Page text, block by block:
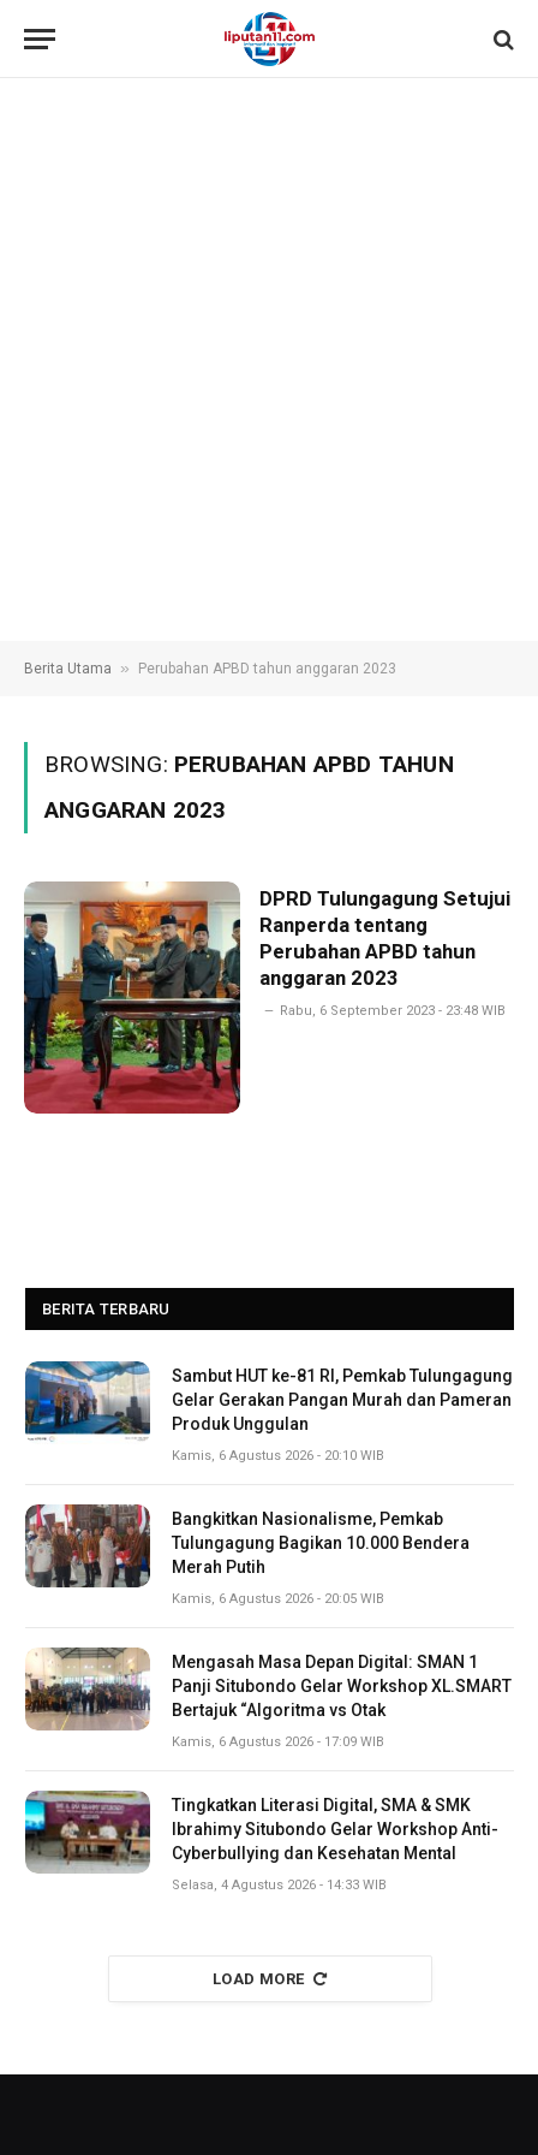
Berita Utama » Perubahan APBD tahun anggaran 2023
BROWSING: PERUBAHAN APBD TAHUN
ANGGARAN 2023
DPRD Tulungagung Setujui
Ranperda tentang
Perubahan APBD tahun
anggaran 2023
Rabu, 6 September 2023 - 23:48 WIB
BERITA TERBARU
Sambut HUT ke-81 RI, Pemkab Tulungagung
Gelar Gerakan Pangan Murah dan Pameran
Produk Unggulan
Kamis, 6 Agustus 2026 - 20:10 WIB
Bangkitkan Nasionalisme, Pemkab
Tulungagung Bagikan 10.000 Bendera
Merah Putih
Kamis, 6 Agustus 2026 - 20:05 WIB
Mengasah Masa Depan Digital: SMAN 1
Panji Situbondo Gelar Workshop XL.SMART
Bertajuk “Algoritma vs Otak
Kamis, 6 Agustus 2026 - 17:09 WIB
Tingkatkan Literasi Digital, SMA & SMK
Ibrahimy Situbondo Gelar Workshop Anti-
Cyberbullying dan Kesehatan Mental
Selasa, 4 Agustus 2026 - 14:33 WIB
LOAD MORE